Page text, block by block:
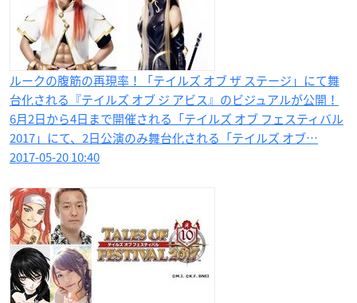
ルークの腹筋の再現率！「テイルズ オブ ザ ステージ」にて舞
台化される『テイルズ オブ ジ アビス』のビジュアルが公開！
6月2日から4日まで開催される「テイルズ オブ フェスティバル
2017」にて、2日公演のみ舞台化される「テイルズ オブ…
2017-05-20 10:40